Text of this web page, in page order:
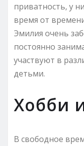
приватность, у
время от
Эмилия очень
постоянно
участвуют в
детьми.
Хобби
В свободное